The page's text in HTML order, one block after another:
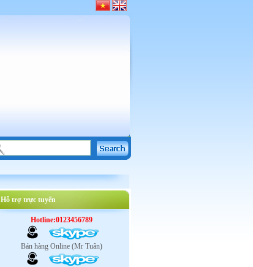
Hỗ trợ trực tuyến
Hotline:0123456789
Bán hàng Online (Mr Tuân)